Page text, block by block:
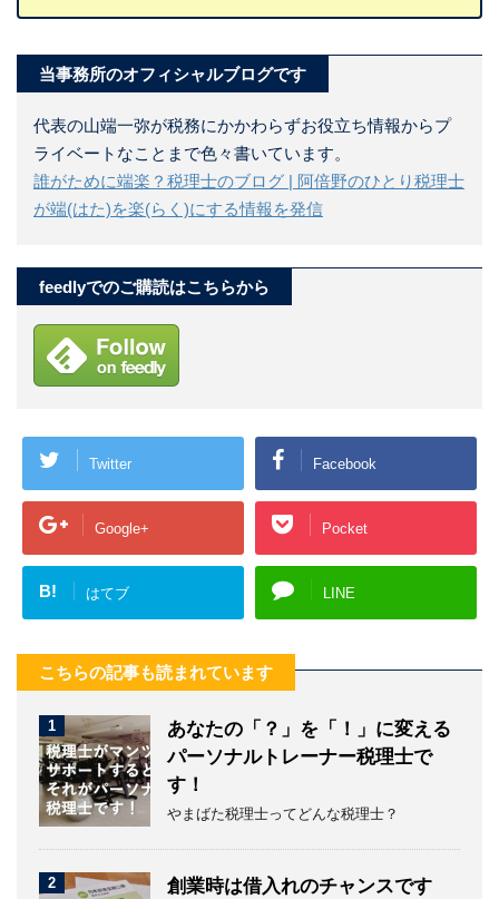
当事務所のオフィシャルブログです
代表の山端一弥が税務にかかわらずお役立ち情報からプ
ライベートなことまで色々書いています。
誰がために端楽？税理士のブログ | 阿倍野のひとり税理士
が端(はた)を楽(らく)にする情報を発信
feedlyでのご購読はこちらから
Twitter Facebook
Google+ Pocket
B! はてブ LINE
こちらの記事も読まれています
1
あなたの「？」を「！」に変える
パーソナルトレーナー税理士で
す！
やまばた税理士ってどんな税理士？
2 創業時は借入れのチャンスです